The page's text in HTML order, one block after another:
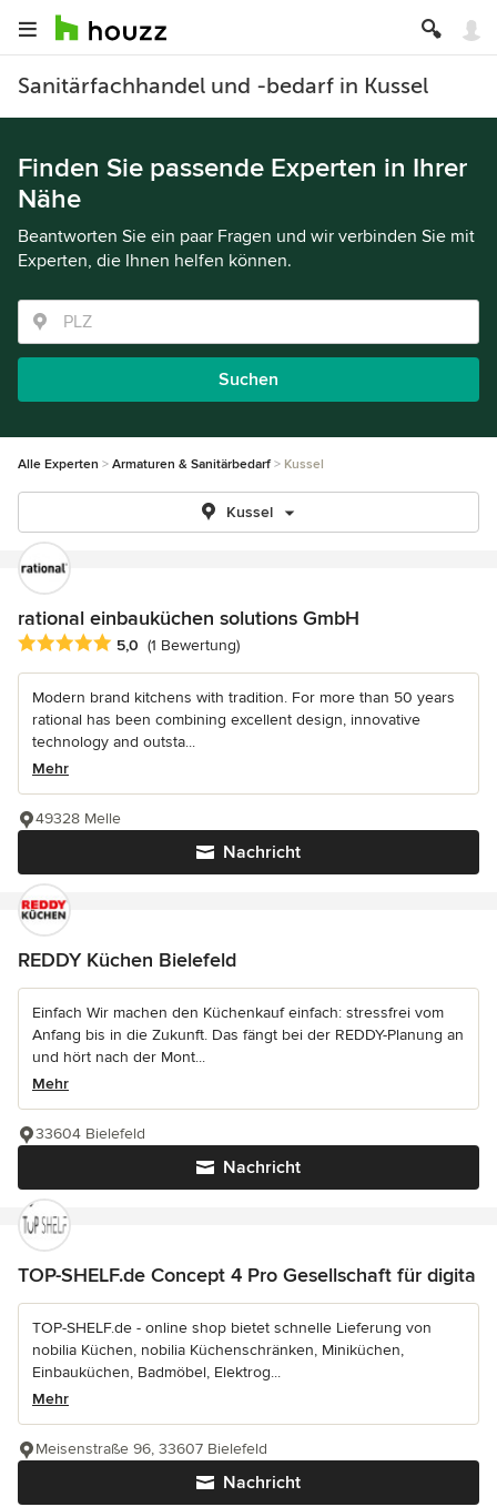
Sanitärfachhandel und -bedarf in Kussel
Finden Sie passende Experten in Ihrer
Nähe
Beantworten Sie ein paar Fragen und wir verbinden Sie mit
Experten, die Ihnen helfen können.
Suchen
Alle Experten Armaturen & Sanitärbedarf Kussel
Kussel
rational einbauküchen solutions GmbH
Durchschnittliche Bewertung: 5 von 5 Sternen
5,0 (1 Bewertung)
Modern brand kitchens with tradition. For more than 50 years
rational has been combining excellent design, innovative
technology and outsta...
Mehr
Nachricht
49328 Melle
REDDY Küchen Bielefeld
Einfach Wir machen den Küchenkauf einfach: stressfrei vom
Anfang bis in die Zukunft. Das fängt bei der REDDY-Planung an
und hört nach der Mont...
Mehr
Nachricht
33604 Bielefeld
TOP-SHELF.de Concept 4 Pro Gesellschaft für digita
TOP-SHELF.de - online shop bietet schnelle Lieferung von
nobilia Küchen, nobilia Küchenschränken, Miniküchen,
Einbauküchen, Badmöbel, Elektrog...
Mehr
Nachricht
Meisenstraße 96, 33607 Bielefeld